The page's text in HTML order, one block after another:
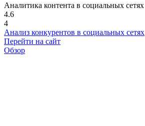
Аналитика контента в социальных сетях
4.6
4
Анализ конкурентов в социальных сетях
Перейти на сайт
Обзор